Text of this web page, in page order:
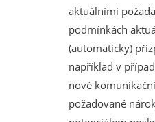
aktuálními
podmínkách
(automaticky)
například v
nové
požadované